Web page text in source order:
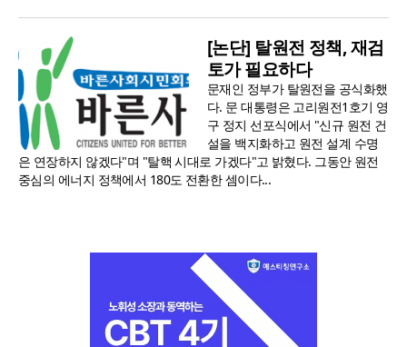
[논단] 탈원전 정책, 재검
토가 필요하다
문재인 정부가 탈원전을 공식화했
다. 문 대통령은 고리원전1호기 영
구 정지 선포식에서 "신규 원전 건
설을 백지화하고 원전 설계 수명
은 연장하지 않겠다"며 "탈핵 시대로 가겠다"고 밝혔다. 그동안 원전
중심의 에너지 정책에서 180도 전환한 셈이다...